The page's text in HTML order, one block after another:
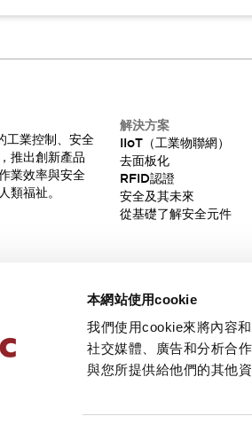
本網站使用cookie
我們使用cookie來將內容
社交媒體、廣告和分析合
與您所提供給他們的其他
工業控制、安全
推出創新產品
業效率與安全
類福祉。
解決方案
IIoT（工業物聯網）
去面板化
RFID認證
安全及其未來
從基礎了解安全元件
訂閱
隱私權政策使用條款